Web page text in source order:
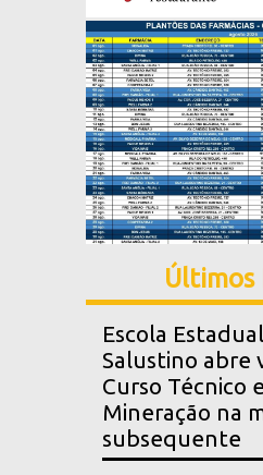
Últimos
Escola
Salustino abre
Curso Técnico
Mineração na
subsequente